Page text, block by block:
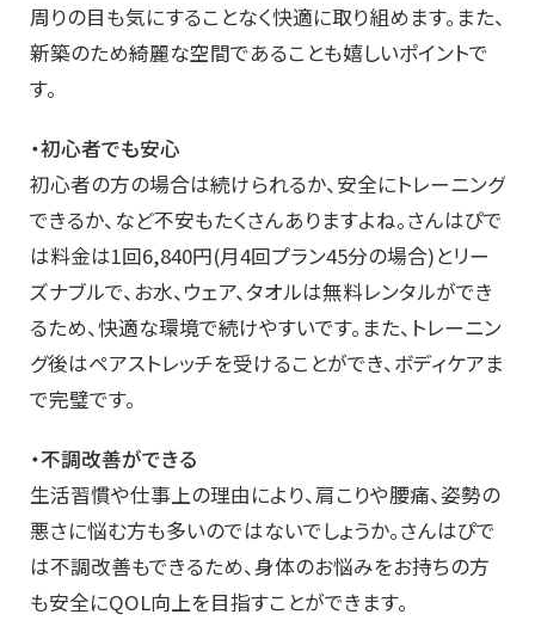
周りの目も気にすることなく快適に取り組めます。また、
新築のため綺麗な空間であることも嬉しいポイントで
す。
・初心者でも安心
初心者の方の場合は続けられるか、安全にトレーニング
できるか、など不安もたくさんありますよね。さんはぴで
は料金は1回6,840円(月4回プラン45分の場合)とリー
ズナブルで、お水、ウェア、タオルは無料レンタルができ
るため、快適な環境で続けやすいです。また、トレーニン
グ後はペアストレッチを受けることができ、ボディケアま
で完璧です。
・不調改善ができる
生活習慣や仕事上の理由により、肩こりや腰痛、姿勢の
悪さに悩む方も多いのではないでしょうか。さんはぴで
は不調改善もできるため、身体のお悩みをお持ちの方
も安全にQOL向上を目指すことができます。